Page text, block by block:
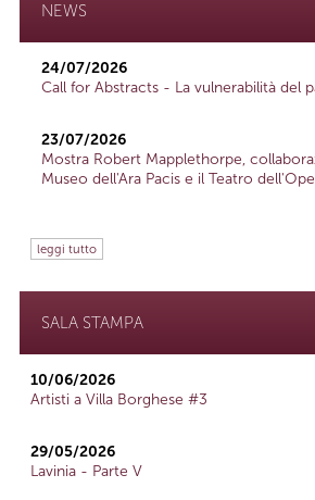
NEWS
24/07/2026
Call for Abstracts - La vulnerabilità del
23/07/2026
Mostra Robert Mapplethorpe,
Museo dell'Ara Pacis e il Teatro
leggi tutto
SALA STAMPA
10/06/2026
Artisti a Villa Borghese #3
29/05/2026
Lavinia - Parte V